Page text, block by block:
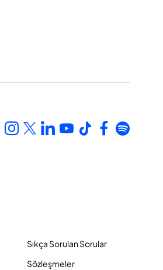
Sıkça Sorulan Sorular
Sözleşmeler